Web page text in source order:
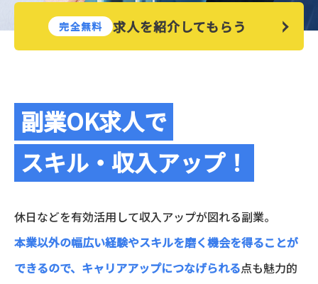
完全無料 求人を紹介してもらう
副業OK求人で
スキル・収入アップ！
休日などを有効活用して収入アップが図れる副業。
本業以外の幅広い経験やスキルを磨く機会を得ることが
できるので、キャリアアップにつなげられる点も魅力的